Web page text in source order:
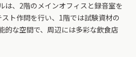
は、2階のメインオフィスと録音室を
ト作問を行い、1階では試験資材の
的な空間で、周辺には多彩な飲食店